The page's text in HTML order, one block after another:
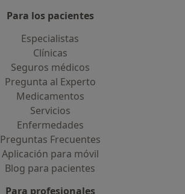
Para los pacientes
Especialistas
Clínicas
Seguros médicos
Pregunta al Experto
Medicamentos
Servicios
Enfermedades
Preguntas Frecuentes
Aplicación para móvil
Blog para pacientes
Para profesionales